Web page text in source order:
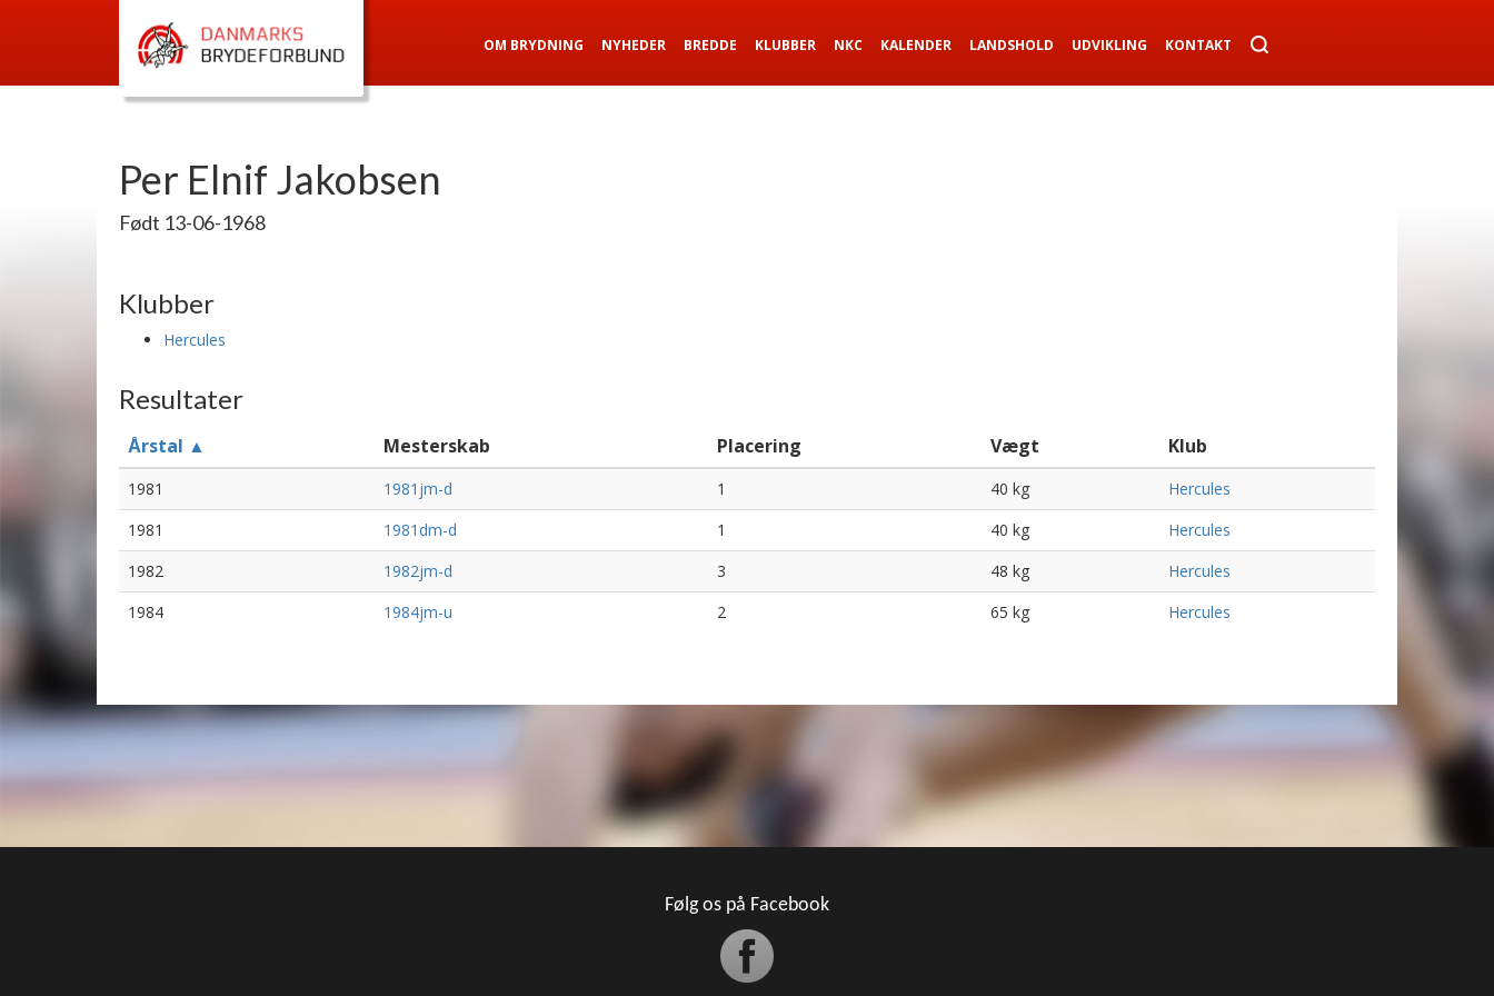
OM BRYDNING NYHEDER BREDDE KLUBBER NKC KALENDER LANDSHOLD UDVIKLING KONTAKT
Per Elnif Jakobsen
Født 13-06-1968
Klubber
Hercules
Resultater
Årstal ▲ Mesterskab Placering Vægt Klub
1981 1981jm-d 1 40 kg
Hercules
1981
1981dm-d 1 40 kg
Hercules
1982
1982jm-d 3 48 kg
Hercules
1984
1984jm-u 2 65 kg Hercules
Følg os på Facebook